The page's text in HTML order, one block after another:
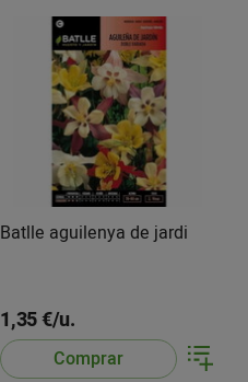
Batlle aguilenya de jardi
1,35 €/u.
Comprar